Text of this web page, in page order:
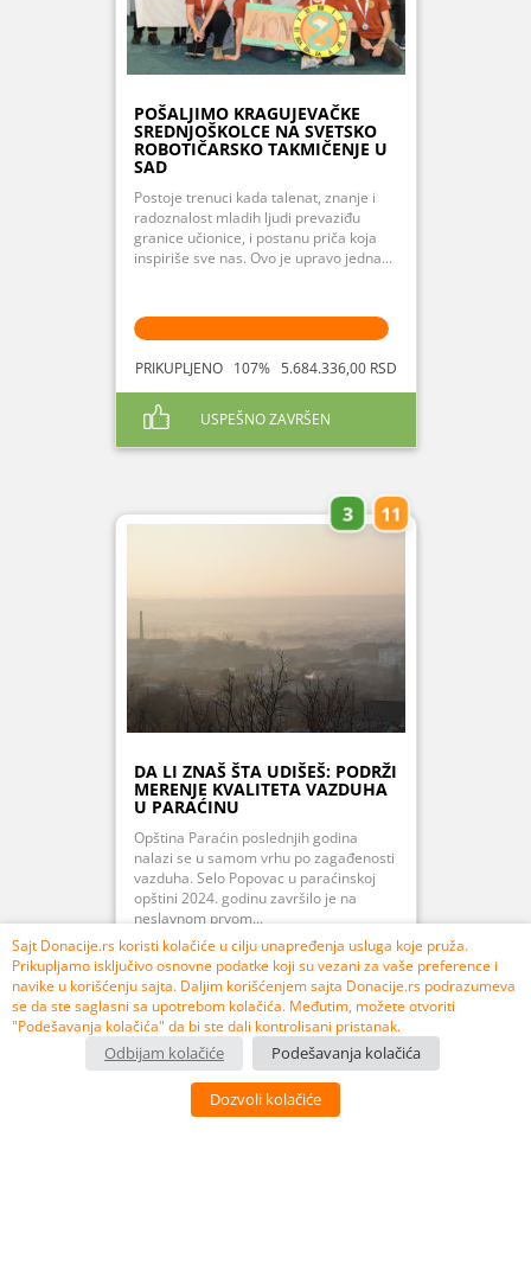
POŠALJIMO KRAGUJEVAČKE
SREDNJOŠKOLCE NA SVETSKO
ROBOTIČARSKO TAKMIČENJE U
SAD
Postoje trenuci kada talenat, znanje i
radoznalost mladih ljudi prevaziđu
granice učionice, i postanu priča koja
inspiriše sve nas. Ovo je upravo jedna...
PRIKUPLJENO 107% 5.684.336,00 RSD
USPEŠNO ZAVRŠEN
3 11
DA LI ZNAŠ ŠTA UDIŠEŠ: PODRŽI
MERENJE KVALITETA VAZDUHA
U PARAĆINU
Opština Paraćin poslednjih godina
nalazi se u samom vrhu po zagađenosti
vazduha. Selo Popovac u paraćinskoj
opštini 2024. godinu završilo je na
neslavnom prvom...
PRIKUPLJENO 107% 106.850,00 RSD
USPEŠNO ZAVRŠEN
Sajt Donacije.rs koristi kolačiće u cilju unapređenja usluga koje pruža.
Prikupljamo isključivo osnovne podatke koji su vezani za vaše preference i
navike u korišćenju sajta. Daljim korišćenjem sajta Donacije.rs podrazumeva
se da ste saglasni sa upotrebom kolačića. Međutim, možete otvoriti
"Podešavanja kolačića" da bi ste dali kontrolisani pristanak.
Odbijam kolačiće Podešavanja kolačića
Dozvoli kolačiće